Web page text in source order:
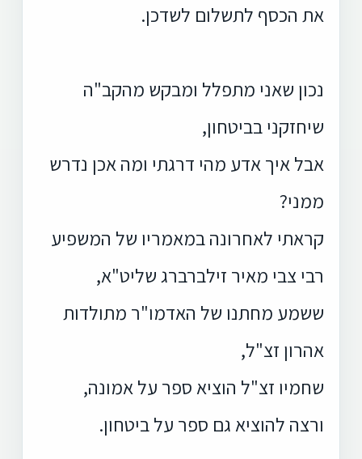
את הכסף לתשלום לשדכן.
נכון שאני מתפלל ומבקש מהקב"ה
שיחזקני בביטחון,
אבל איך אדע מהי דרגתי ומה אכן נדרש
ממני?
קראתי לאחרונה במאמריו של המשפיע
רבי צבי מאיר זילברברג שליט"א,
ששמע מחתנו של האדמו"ר מתולדות
אהרון זצ"ל,
שחמיו זצ"ל הוציא ספר על אמונה,
ורצה להוציא גם ספר על ביטחון.